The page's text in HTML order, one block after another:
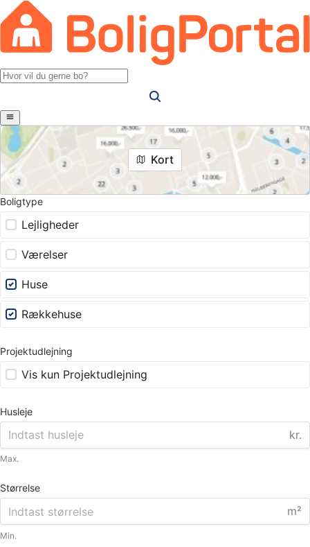
Kort
Boligtype
Lejligheder
Værelser
Huse
Rækkehuse
Projektudlejning
Vis kun Projektudlejning
Husleje
kr.
Max.
Størrelse
m²
Min.